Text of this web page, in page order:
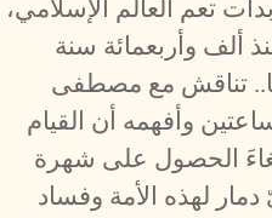
تعم العالم الإسلامي،
ألف وأربعمائة سنة
تناقش مع مصطفى
وأفهمه أن القيام
الحصول على شهرة
لهذه الأمة وفساد